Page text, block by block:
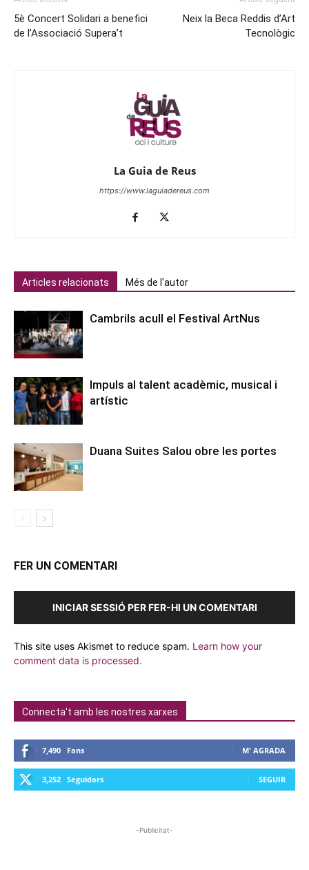
5è Concert Solidari a benefici
de l’Associació Supera’t
Neix la Beca Reddis d’Art
Tecnològic
La Guia de Reus
https://www.laguiadereus.com
Articles relacionats Més de l'autor
Cambrils acull el Festival ArtNus
Impuls al talent acadèmic, musical i
artístic
Duana Suites Salou obre les portes
FER UN COMENTARI
INICIAR SESSIÓ PER FER-HI UN COMENTARI
This site uses Akismet to reduce spam. Learn how your
comment data is processed.
Connecta't amb les nostres xarxes
7,490 Fans M' AGRADA
3,252 Seguidors SEGUIR
-Publicitat-